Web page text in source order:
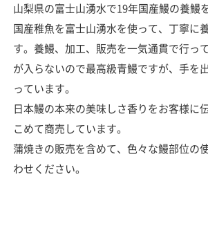
山梨県の富士山湧水で19年国産鰻の養鰻
国産稚魚を富士山湧水を使って、丁寧に
す。養鰻、加工、販売を一気通貫で行っ
が入らないので最高級青鰻ですが、手を
っています。
日本鰻の本来の美味しさ香りをお客様に
こめて商売しています。
蒲焼きの販売を含めて、色々な鰻部位の
わせください。